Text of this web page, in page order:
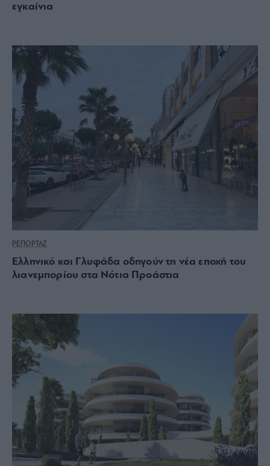
εγκαίνια
ΡΕΠΟΡΤΑΖ
Ελληνικό και Γλυφάδα οδηγούν τη νέα εποχή του
λιανεμπορίου στα Νότια Προάστια